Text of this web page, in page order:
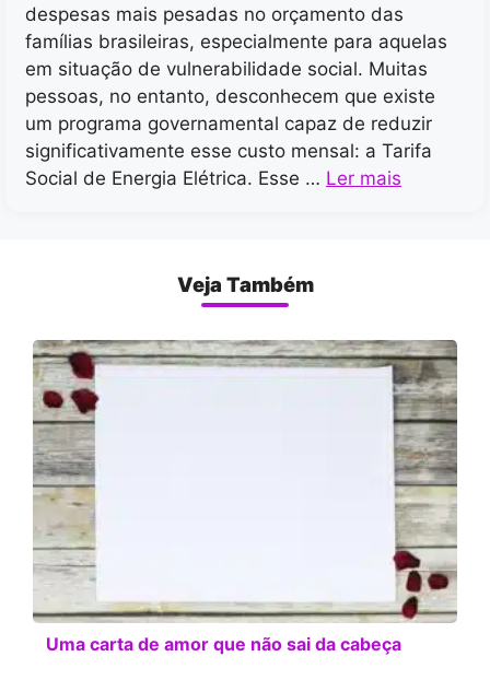
despesas mais pesadas no orçamento das
famílias brasileiras, especialmente para aquelas
em situação de vulnerabilidade social. Muitas
pessoas, no entanto, desconhecem que existe
um programa governamental capaz de reduzir
significativamente esse custo mensal: a Tarifa
Social de Energia Elétrica. Esse … Ler mais
Veja Também
Uma carta de amor que não sai da cabeça